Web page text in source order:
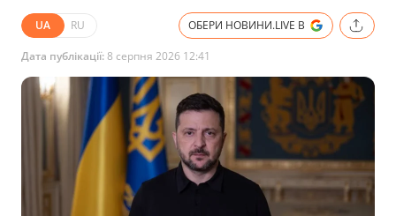
UA RU ОБЕРИ НОВИНИ.LIVE В
Дата публікації:8 серпня 2026 12:41